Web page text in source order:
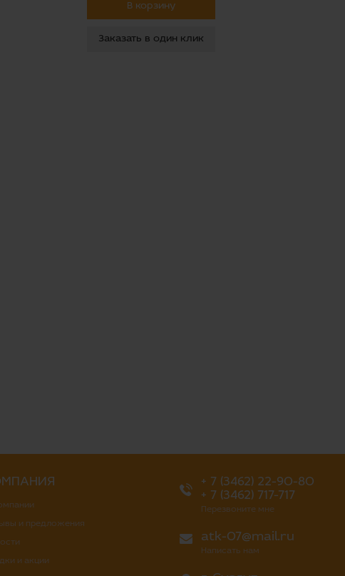
В корзину
Заказать в один клик
и предложения
и акции
+ 7 (3462) 22-90-80
+ 7 (3462) 717-717
Перезвоните мне
atk-07@mail.ru
Написать нам